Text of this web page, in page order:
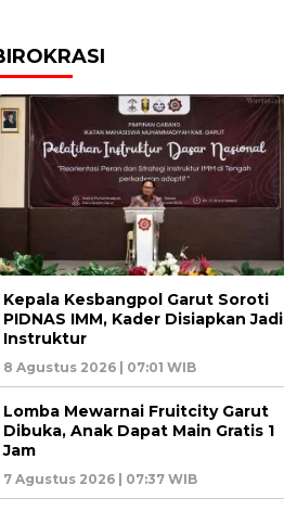
Kepala Kesbangpol Garut Soroti
PIDNAS IMM, Kader Disiapkan Jadi
Instruktur
8 Agustus 2026 | 07:01 WIB
Lomba Mewarnai Fruitcity Garut
Dibuka, Anak Dapat Main Gratis 1
Jam
7 Agustus 2026 | 07:37 WIB